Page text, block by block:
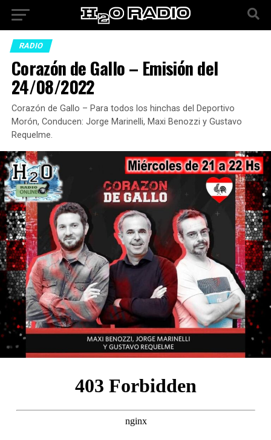
RADIO
Corazón de Gallo – Emisión del
24/08/2022
Corazón de Gallo – Para todos los hinchas del Deportivo
Morón, Conducen: Jorge Marinelli, Maxi Benozzi y Gustavo
Requelme.